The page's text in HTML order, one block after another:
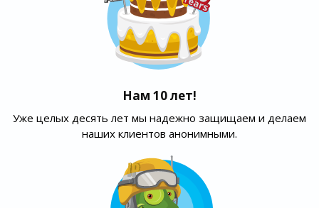
Нам 10 лет!
Уже целых десять лет мы надежно защищаем и делаем
наших клиентов анонимными.